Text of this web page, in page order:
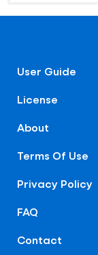
User Guide
License
About
Terms Of Use
Privacy Policy
FAQ
Contact